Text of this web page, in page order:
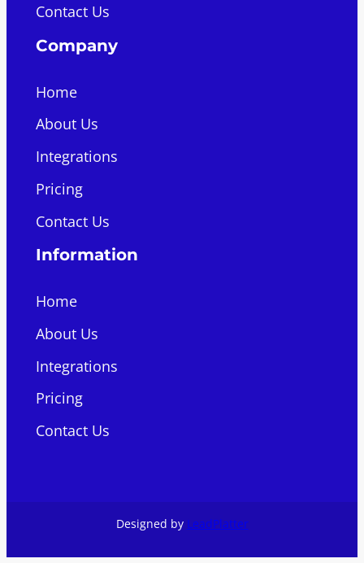
Contact Us
Company
Home
About Us
Integrations
Pricing
Contact Us
Information
Home
About Us
Integrations
Pricing
Contact Us
Designed by LeadPlatter